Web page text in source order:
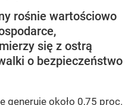
rośnie wartościowo
się z ostrą
o bezpieczeństwo
generuje około 0,75 proc.